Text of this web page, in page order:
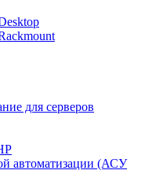
для серверов
автоматизации (АСУ